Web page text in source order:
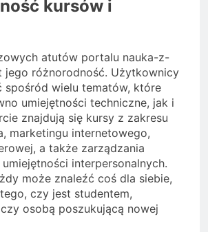
kursów i
atutów portalu nauka-z-
jego różnorodność. Użytkownicy
spośród wielu tematów, które
umiejętności techniczne, jak i
znajdują się kursy z zakresu
marketingu internetowego,
a także zarządzania
interpersonalnych.
może znaleźć coś dla siebie,
czy jest studentem,
osobą poszukującą nowej